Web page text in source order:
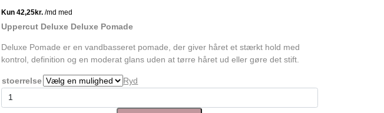
Uppercut Deluxe Deluxe Pomade
Deluxe Pomade er en vandbasseret pomade, der giver håret et stærkt hold med
kontrol, definition og en moderat glans uden at tørre håret ud eller gøre det stift.
stoerrelse
Ryd
Uppercut Deluxe Deluxe Pomade antal